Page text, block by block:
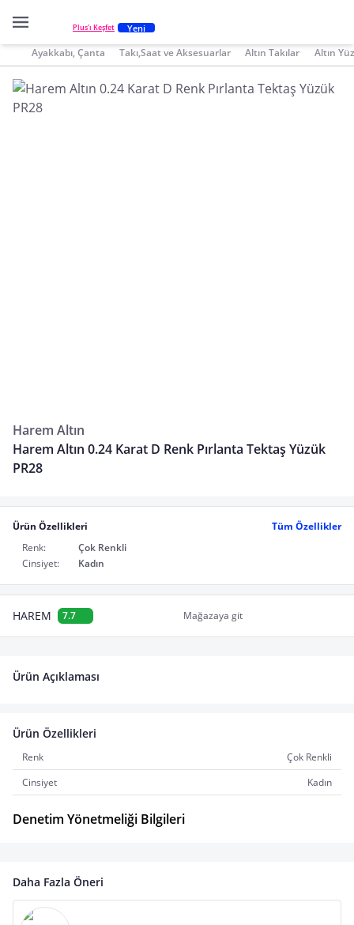
Plus'ı Keşfet Yeni
Ayakkabı, Çanta Takı,Saat ve Aksesuarlar Altın Takılar Altın
Harem Altın
Harem Altın 0.24 Karat D Renk Pırlanta Tektaş Yüzük
PR28
Ürün Özellikleri
Tüm Özellikler
Renk:
Çok Renkli
Cinsiyet:
Kadın
HAREM 7.7 Mağazaya git
Ürün Açıklaması
Ürün Özellikleri
Renk
Çok Renkli
Cinsiyet
Kadın
Denetim Yönetmeliği Bilgileri
Daha Fazla Öneri